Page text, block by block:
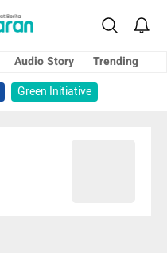
Audio Story
Trending
Green Initiative